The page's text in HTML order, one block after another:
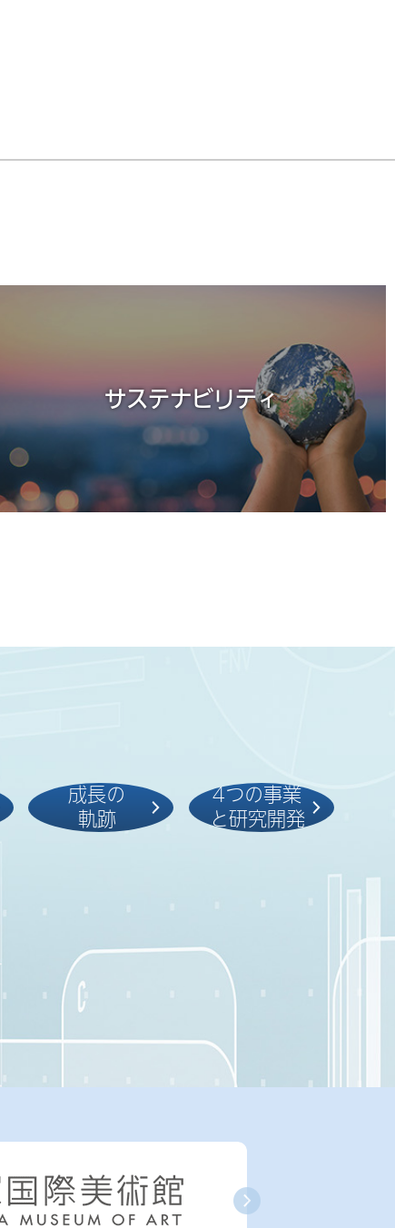
サステナビリティ
成長の
軌跡
4つの事業
と研究開発